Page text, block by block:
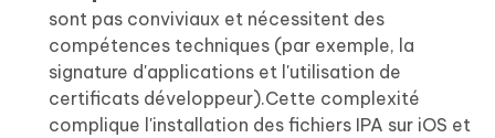
sont pas conviviaux et nécessitent des
compétences techniques (par exemple, la
signature d'applications et l'utilisation de
certificats développeur).Cette complexité
complique l'installation des fichiers IPA sur iOS et